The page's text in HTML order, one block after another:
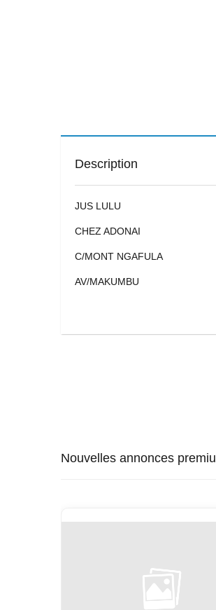
Description
JUS LULU
CHEZ ADONAI
C/MONT NGAFULA
AV/MAKUMBU
Nouvelles annonces